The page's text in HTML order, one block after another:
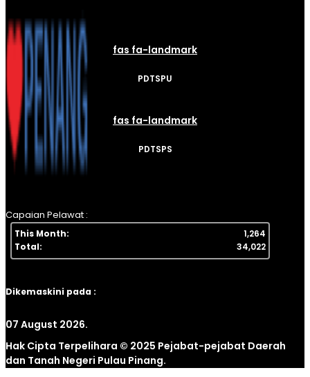
fas fa-landmark
PDTSPU
fas fa-landmark
PDTSPS
Capaian Pelawat :
This Month:
1,264
Total:
34,022
Dikemaskini pada :
07 August 2026.
Hak Cipta Terpelihara © 2025 Pejabat-pejabat Daerah
dan Tanah Negeri Pulau Pinang.